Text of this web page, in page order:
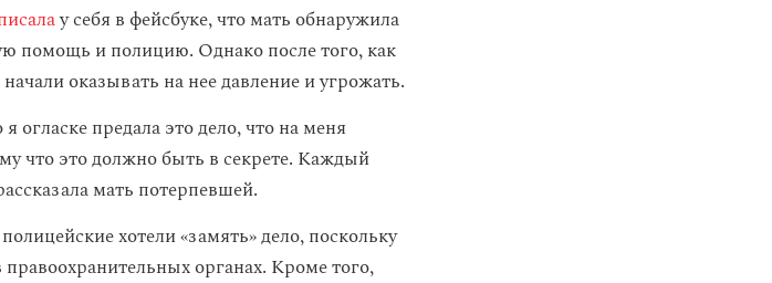
у себя в фейсбуке, что мать обнаружила
помощь и полицию. Однако после того, как
оказывать на нее давление и угрожать.
огласке предала это дело, что на меня
что это должно быть в секрете. Каждый
мать потерпевшей.
хотели «замять» дело, поскольку
органах. Кроме того,